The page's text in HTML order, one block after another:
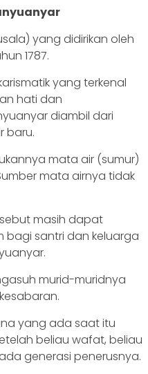
yang didirikan oleh
1787.
yang terkenal
hati dan
diambil dari
baru.
mata air (sumur)
mata airnya tidak
masih dapat
bagi santri dan keluarga
murid-muridnya
yang ada saat itu
beliau wafat, beliau
generasi penerusnya.